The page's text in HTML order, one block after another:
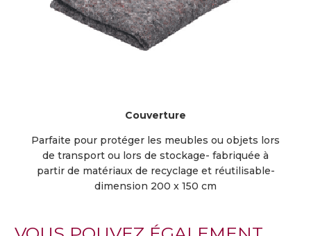
Couverture
Parfaite pour protéger les meubles ou objets lors
de transport ou lors de stockage- fabriquée à
partir de matériaux de recyclage et réutilisable-
dimension 200 x 150 cm